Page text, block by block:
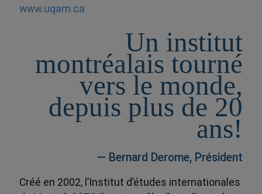
www.uqam.ca
Un institut
montréalais tourné
vers le monde,
depuis plus de 20
ans!
— Bernard Derome, Président
Créé en 2002, l’Institut d’études internationales